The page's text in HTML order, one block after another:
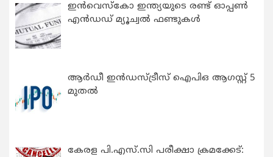
ഇന്‍വെസ്കോ ഇന്ത്യയുടെ രണ്ട് ഓപ്പണ്‍
എന്‍ഡഡ് മ്യൂച്വല്‍ ഫണ്ടുകള്‍
ആർഡീ ഇൻഡസ്ട്രീസ് ഐപിഒ ആഗസ്റ്റ് 5
മുതൽ
കേരള പി.എസ്.സി പരീക്ഷാ ക്രമക്കേട്: